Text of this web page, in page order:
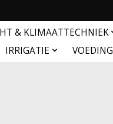
& KLIMAATTECHNIEK
IRRIGATIE VOEDING